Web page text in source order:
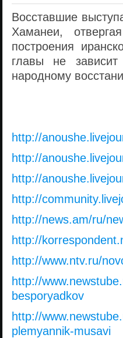
Восставшие
Хаманеи,
построения
главы не
народному
http://
http://
http://
http://
http://news.am/ru/
http://
http://www.ntv.ru/
http://
besporyadkov
http://
plemyannik-musavi